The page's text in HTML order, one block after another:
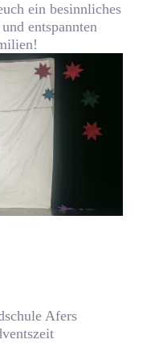
ein besinnliches
entspannten
Afers